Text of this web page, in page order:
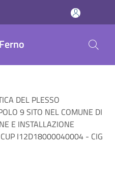
DEL PLESSO
9 SITO NEL COMUNE DI
E INSTALLAZIONE
I12D18000040004 - CIG